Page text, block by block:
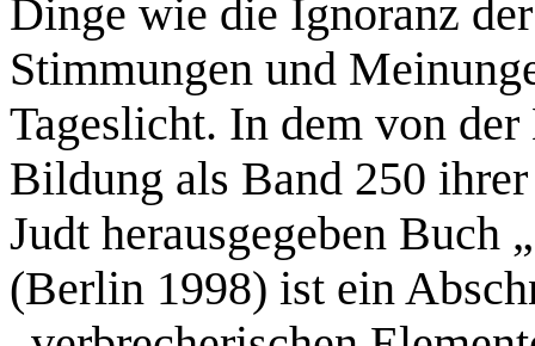
Dinge wie die Ignoranz
Stimmungen und
Tageslicht. In dem von
Bildung als Band 250
Judt herausgegeben Buch
(Berlin 1998) ist ein